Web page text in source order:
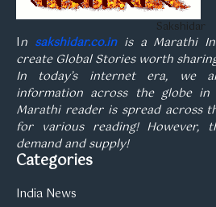
Sakshidar
In sakshidar.co.inis a Marathi
create Global Stories worth
In today’s internet era, we
information across the globe in
Marathi reader is spread across
for various reading! However,
demand and supply!
Categories
India News